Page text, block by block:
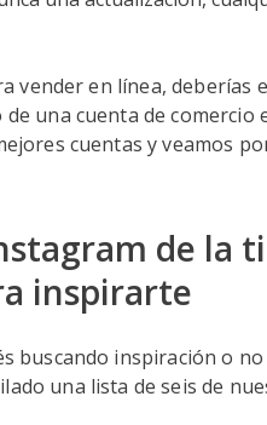
vender en línea, deberías
una cuenta de comercio
cuentas y veamos
de la
inspirarte
buscando inspiración o
una lista de seis de